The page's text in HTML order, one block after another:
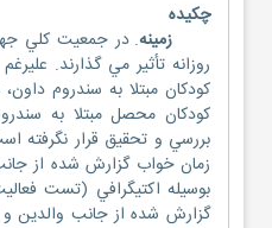
چكيده
زمينه. در جمعيت كلي
روزانه تأثير مي گذارند.
كودكان مبتلا به سندروم
كودكان محصل مبتلا به
بررسي و تحقيق قرار نگرفته
زمان خواب گزارش شده از
بوسيله اكتيگرافي (تست
گزارش شده از جانب والدين و